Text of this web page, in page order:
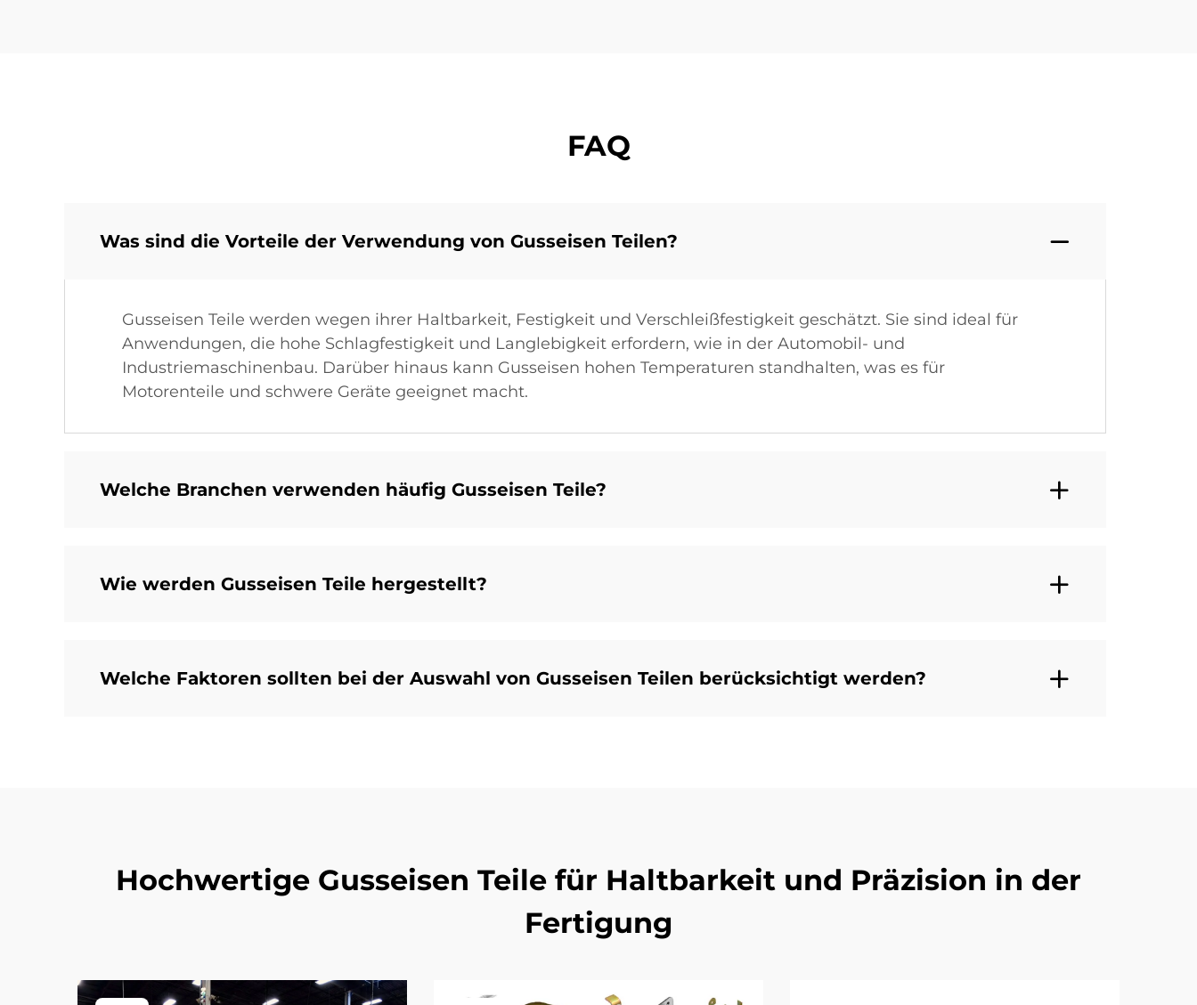
FAQ
Was sind die Vorteile der Verwendung von Gusseisen Teilen?
Gusseisen Teile werden wegen ihrer Haltbarkeit, Festigkeit und Verschleißfestigkeit geschätzt. Sie sind ideal für
Anwendungen, die hohe Schlagfestigkeit und Langlebigkeit erfordern, wie in der Automobil- und
Industriemaschinenbau. Darüber hinaus kann Gusseisen hohen Temperaturen standhalten, was es für
Motorenteile und schwere Geräte geeignet macht.
Welche Branchen verwenden häufig Gusseisen Teile?
Wie werden Gusseisen Teile hergestellt?
Welche Faktoren sollten bei der Auswahl von Gusseisen Teilen berücksichtigt werden?
Hochwertige Gusseisen Teile für Haltbarkeit und Präzision in der
Fertigung